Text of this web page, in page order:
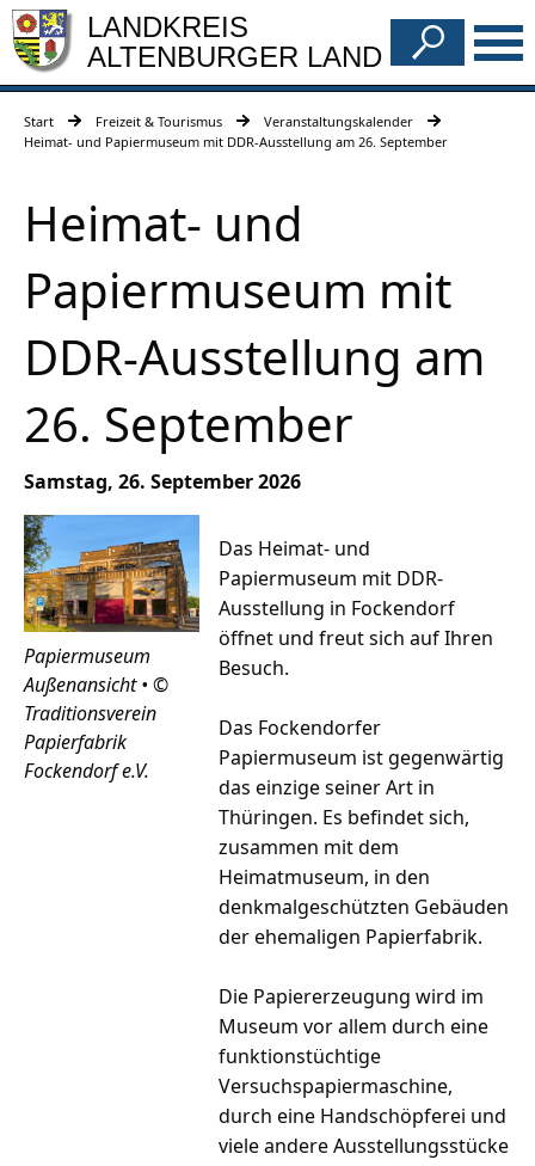
LANDKREIS
ALTENBURGER LAND
Start Freizeit & Tourismus
Veranstaltungskalender
Heimat- und Papiermuseum mit DDR-Ausstellung am 26. September
Heimat- und
Papiermuseum mit
DDR-Ausstellung am
26. September
Samstag, 26. September 2026
Papiermuseum
Außenansicht • ©
Traditionsverein
Papierfabrik
Fockendorf e.V.
Das Heimat- und
Papiermuseum mit DDR-
Ausstellung in Fockendorf
öffnet und freut sich auf Ihren
Besuch.
Das Fockendorfer
Papiermuseum ist gegenwärtig
das einzige seiner Art in
Thüringen. Es befindet sich,
zusammen mit dem
Heimatmuseum, in den
denkmalgeschützten Gebäuden
der ehemaligen Papierfabrik.
Die Papiererzeugung wird im
Museum vor allem durch eine
funktionstüchtige
Versuchspapiermaschine,
durch eine Handschöpferei und
viele andere Ausstellungsstücke